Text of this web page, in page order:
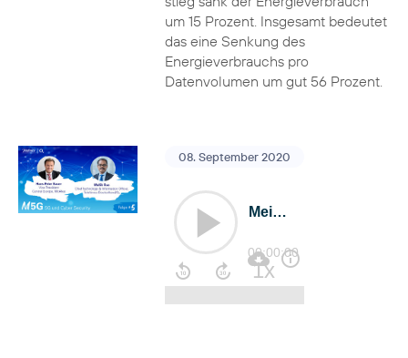
um 15 Prozent. Insgesamt bedeutet
das eine Senkung des
Energieverbrauchs pro
Datenvolumen um gut 56 Prozent.
08. September 2020